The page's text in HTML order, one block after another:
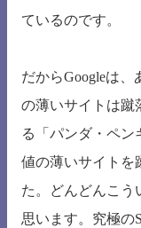
ているのです。
だからGoogleは
の薄いサイトは蹴
る「パンダ・ペン
値の薄いサイトを
た。どんどんこう
思います。究極の